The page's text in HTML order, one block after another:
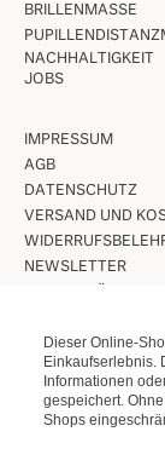
BRILLENMASSE
NACHHALTIGKEIT
JOBS
IMPRESSUM
AGB
DATENSCHUTZ
VERSAND UND
NEWSLETTER
VINTAGE BRILLEN
VINTAGE
LUNETTES
ETUIS ETC.
Dieser Online-
Einkaufserlebnis.
Informationen
gespeichert.
Shops